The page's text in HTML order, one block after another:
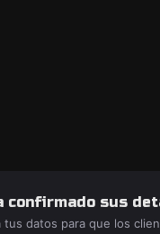
confirmado sus
datos para que los